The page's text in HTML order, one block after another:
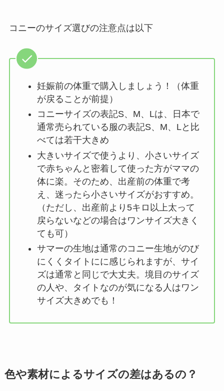
コニーのサイズ選びの注意点は以下
妊娠前の体重で購入しましょう！（体重
が戻ることが前提）
コニーサイズの表記S、M、Lは、日本で
通常売られている服の表記S、M、Lと比
べては若干大きめ
大きいサイズで使うより、小さいサイズ
で赤ちゃんと密着して使った方がママの
体に楽。そのため、出産前の体重で考
え、迷ったら小さいサイズがおすすめ。
（ただし、出産前より5キロ以上太って
戻らないなどの場合はワンサイズ大きく
ても可）
サマーの生地は通常のコニー生地がのび
にくくタイトにに感じられますが、サイ
ズは通常と同じで大丈夫。境目のサイズ
の人や、タイトなのが気になる人はワン
サイズ大きめでも！
色や素材によるサイズの差はあるの？